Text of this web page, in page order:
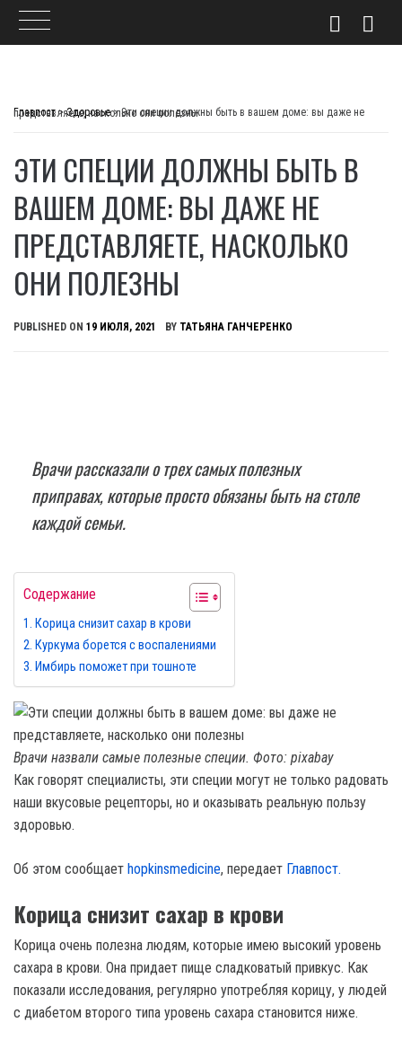
Главпост>Здоровье>
Эти специи должны быть в вашем доме: вы даже не представляете, насколько они полезны
ЭТИ СПЕЦИИ ДОЛЖНЫ БЫТЬ В
ВАШЕМ ДОМЕ: ВЫ ДАЖЕ НЕ
ПРЕДСТАВЛЯЕТЕ, НАСКОЛЬКО
ОНИ ПОЛЕЗНЫ
PUBLISHED ON 19 ИЮЛЯ, 2021 BY ТАТЬЯНА ГАНЧЕРЕНКО
Врачи рассказали о трех самых полезных
приправах, которые просто обязаны быть на столе
каждой семьи.
Содержание
Корица снизит сахар в крови
Куркума борется с воспалениями
Имбирь поможет при тошноте
Врачи назвали самые полезные специи. Фото: pixabay
Как говорят специалисты, эти специи могут не только радовать
наши вкусовые рецепторы, но и оказывать реальную пользу
здоровью.
Об этом сообщает hopkinsmedicine, передает Главпост.
Корица снизит сахар в крови
Корица очень полезна людям, которые имею высокий уровень
сахара в крови. Она придает пище сладковатый привкус. Как
показали исследования, регулярно употребляя корицу, у людей
с диабетом второго типа уровень сахара становится ниже.